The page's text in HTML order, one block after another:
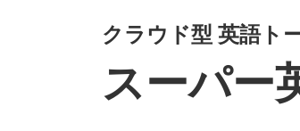
クラウド型 英語ト
スーパー